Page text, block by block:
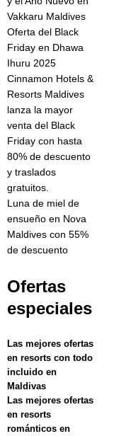
Vakkaru Maldives
Oferta del Black
Friday en Dhawa
Ihuru 2025
Cinnamon Hotels &
Resorts Maldives
lanza la mayor
venta del Black
Friday con hasta
80% de descuento
y traslados
gratuitos.
Luna de miel de
ensueño en Nova
Maldives con 55%
de descuento
Ofertas
especiales
Las mejores ofertas
en resorts con todo
incluido en
Maldivas
Las mejores ofertas
en resorts
románticos en